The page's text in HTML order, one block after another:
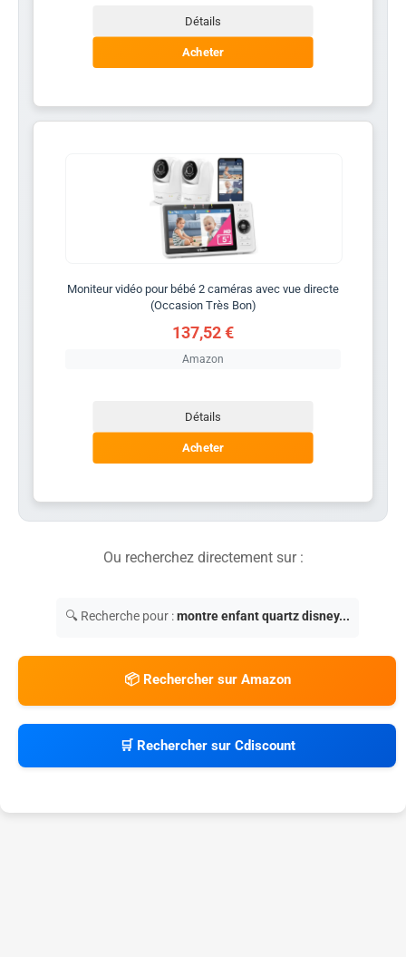
Détails
Acheter
Moniteur vidéo pour bébé 2 caméras avec vue directe
(Occasion Très Bon)
137,52 €
Amazon
Détails
Acheter
Ou recherchez directement sur :
🔍 Recherche pour :montre enfant quartz disney...
📦 Rechercher sur Amazon
🛒 Rechercher sur Cdiscount